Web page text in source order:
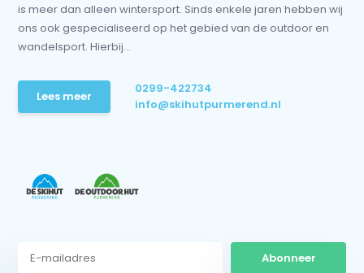
is meer dan alleen wintersport. Sinds enkele jaren hebben wij
ons ook gespecialiseerd op het gebied van de outdoor en
wandelsport. Hierbij...
Lees meer
0299-422734
info@skihutpurmerend.nl
Abonneer